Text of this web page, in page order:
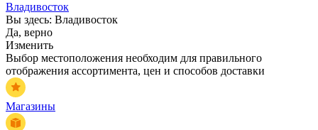
Владивосток
Вы здесь: Владивосток
Да, верно
Изменить
Выбор местоположения необходим для правильного
отображения ассортимента, цен и способов доставки
Магазины